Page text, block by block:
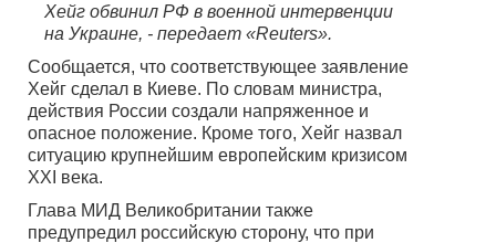
Хейг обвинил РФ в военной интервенции
на Украине, - передает «Reuters».
Сообщается, что соответствующее заявление
Хейг сделал в Киеве. По словам министра,
действия России создали напряженное и
опасное положение. Кроме того, Хейг назвал
ситуацию крупнейшим европейским кризисом
XXI века.
Глава МИД Великобритании также
предупредил российскую сторону, что при